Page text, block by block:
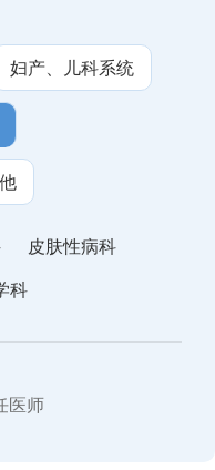
妇产、儿科系统
皮肤性病科
科
医师